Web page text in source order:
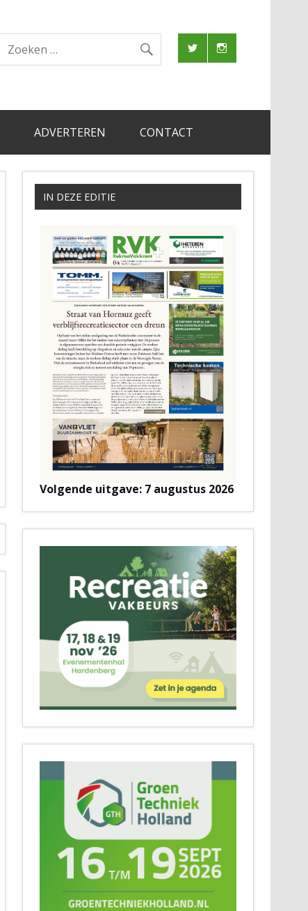
ADVERTEREN CONTACT
IN DEZE EDITIE
Volgende uitgave: 7 augustus 2026